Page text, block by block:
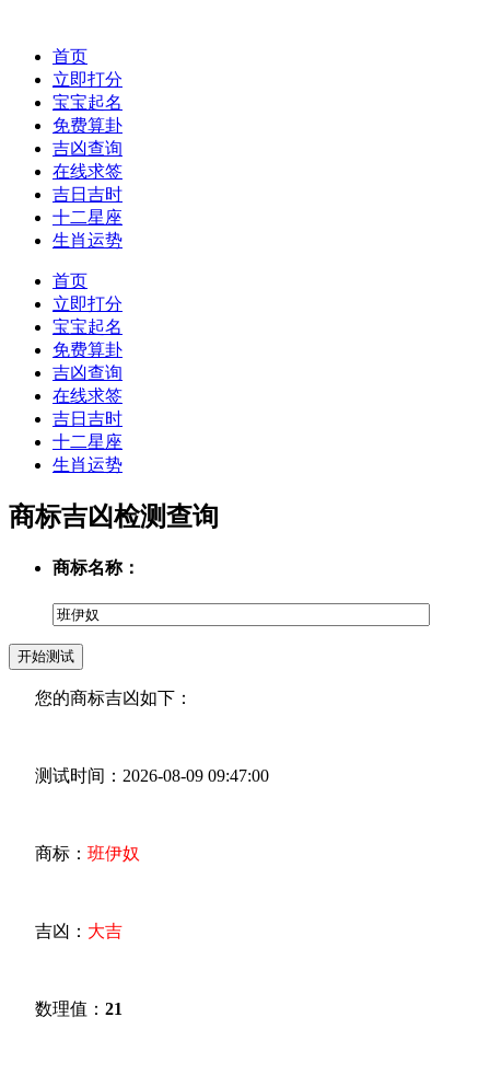
首页
立即打分
宝宝起名
免费算卦
吉凶查询
在线求签
吉日吉时
十二星座
生肖运势
首页
立即打分
宝宝起名
免费算卦
吉凶查询
在线求签
吉日吉时
十二星座
生肖运势
商标吉凶检测查询
商标名称：
您的商标吉凶如下：
测试时间：2026-08-09 09:47:00
商标： 班伊奴
吉凶： 大吉
数理值： 21